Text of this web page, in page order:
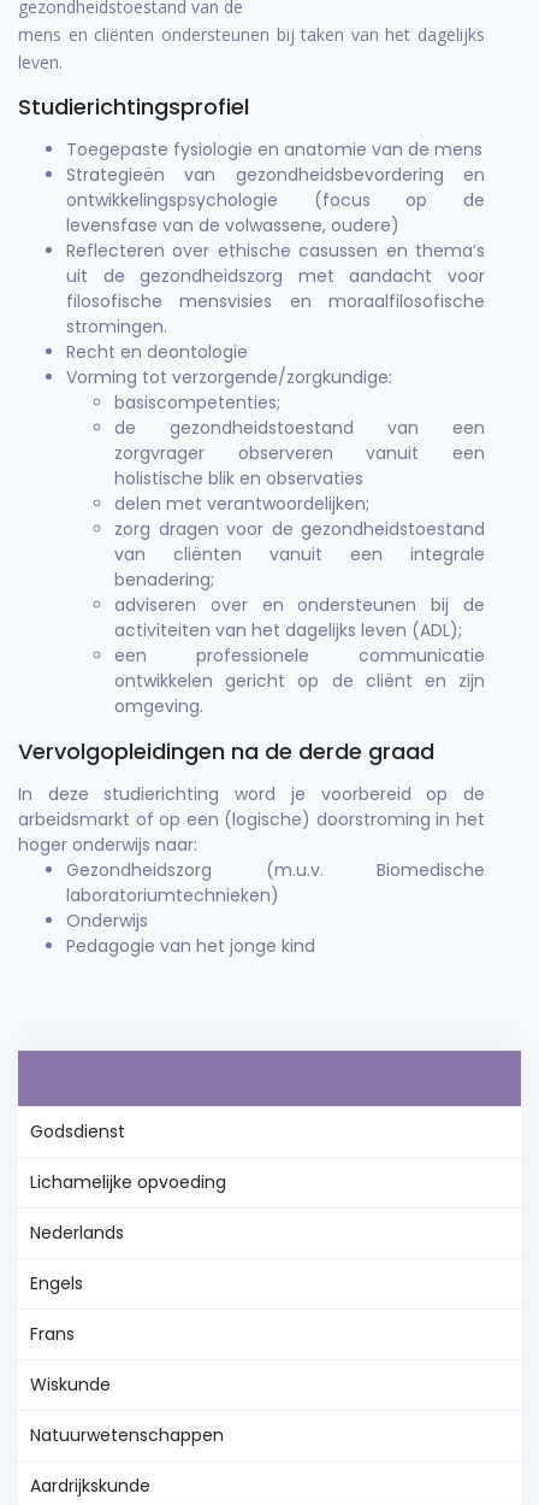
gezondheidstoestand van de
mens en cliënten ondersteunen bij taken van het dagelijks
leven.
Studierichtingsprofiel
Toegepaste fysiologie en anatomie van de mens
Strategieën van gezondheidsbevordering en
ontwikkelingspsychologie (focus op de
levensfase van de volwassene, oudere)
Reflecteren over ethische casussen en thema’s
uit de gezondheidszorg met aandacht voor
filosofische mensvisies en moraalfilosofische
stromingen.
Recht en deontologie
Vorming tot verzorgende/zorgkundige:
basiscompetenties;
de gezondheidstoestand van een
zorgvrager observeren vanuit een
holistische blik en observaties
delen met verantwoordelijken;
zorg dragen voor de gezondheidstoestand
van cliënten vanuit een integrale
benadering;
adviseren over en ondersteunen bij de
activiteiten van het dagelijks leven (ADL);
een professionele communicatie
ontwikkelen gericht op de cliënt en zijn
omgeving.
Vervolgopleidingen na de derde graad
In deze studierichting word je voorbereid op de
arbeidsmarkt of op een (logische) doorstroming in het
hoger onderwijs naar:
Gezondheidszorg (m.u.v. Biomedische
laboratoriumtechnieken)
Onderwijs
Pedagogie van het jonge kind
Godsdienst
Lichamelijke opvoeding
Nederlands
Engels
Frans
Wiskunde
Natuurwetenschappen
Aardrijkskunde